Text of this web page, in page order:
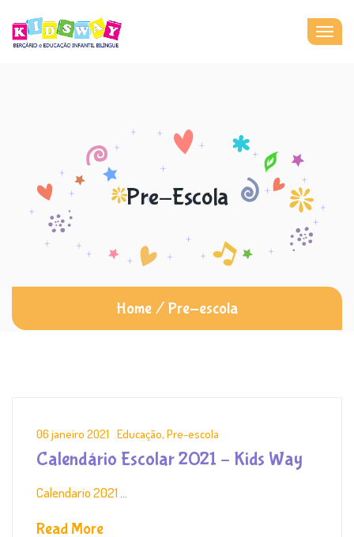
Pre-Escola
Home / Pre-escola
06 janeiro 2021 Educação, Pre-escola
Calendário Escolar 2021 – Kids Way
Calendario 2021
Read More